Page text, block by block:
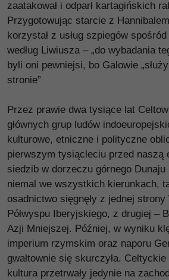
zaatakował i odparł kartagińskich
Przygotowując starcie z
korzystał z usług szpiegów
według Liwiusza – „do wybadania
byli oni pewniejsi, bo Galowie
stronie”
Przez prawie dwa tysiące lat
głównych grup ludów
kulturowe, etniczne i polityczne
pierwszym tysiącleciu przed naszą
siedzib w dorzeczu górnego
niemal we wszystkich kierunkach,
osadnictwo sięgnęły z jednej
Półwyspu Iberyjskiego, z drugiej –
Azji Mniejszej. Później, w wyniku
imperium rzymskim oraz naporu
gwałtownie się skurczyła. Celtyckie
kultura przetrwały jedynie na